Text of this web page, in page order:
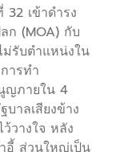
เข้าดำรง
ก (MOA) กับ
รับตำแหน่งใน
ารทำ
ญภายใน 4
บาลเสียงข้าง
วางใจ หลัง